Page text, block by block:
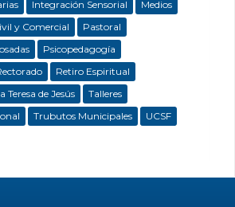
Integración Sensorial
Medios
y Comercial
Pastoral
Psicopedagogía
Retiro Espiritual
Teresa de Jesús
Talleres
Trubutos Municipales UCSF